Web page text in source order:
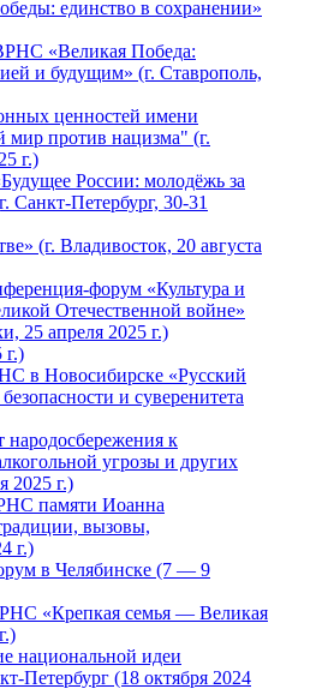
единство в сохранении»
«Великая Победа:
и будущим» (г. Ставрополь,
ценностей имени
против нацизма" (г.
г.)
России: молодёжь за
Санкт-Петербург, 30-31
(г. Владивосток, 20 августа
форум «Культура и
Отечественной войне»
25 апреля 2025 г.)
г.)
в Новосибирске «Русский
и суверенитета
к
угрозы и других
2025 г.)
памяти Иоанна
вызовы,
г.)
в Челябинске (7 — 9
«Крепкая семья — Великая
национальной идеи
Петербург (18 октября 2024